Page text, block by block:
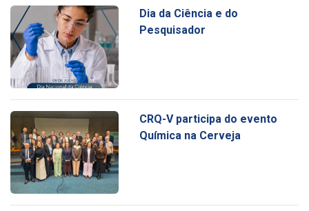
Dia da Ciência e do
Pesquisador
CRQ-V participa do evento
Química na Cerveja